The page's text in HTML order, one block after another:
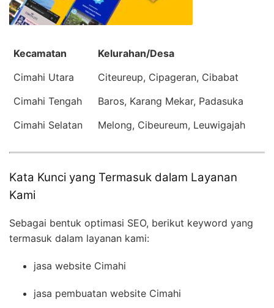
Kecamatan
Kelurahan/Desa
Cimahi Utara
Citeureup, Cipageran, Cibabat
Cimahi Tengah
Baros, Karang Mekar, Padasuka
Cimahi Selatan
Melong, Cibeureum, Leuwigajah
Kata Kunci yang Termasuk dalam Layanan
Kami
Sebagai bentuk optimasi SEO, berikut keyword yang
termasuk dalam layanan kami:
jasa website Cimahi
jasa pembuatan website Cimahi